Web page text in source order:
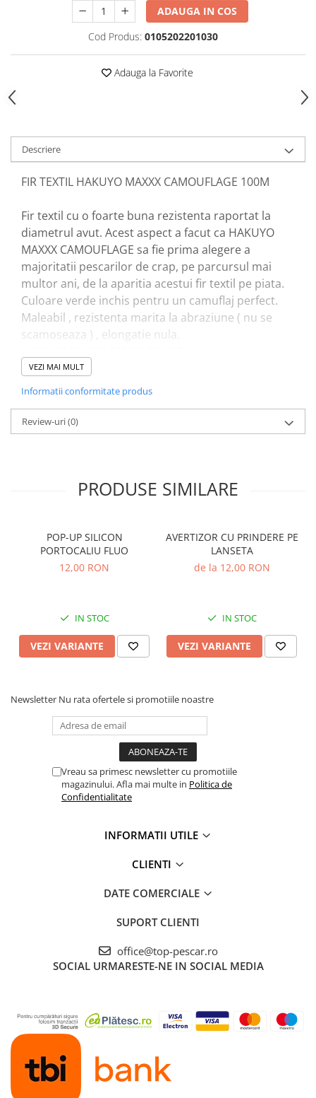
Mulinete feeder
Monturi și componente
Momitoare method feeder
Matriță method feeder
Coșulețe feeder
Accesorii feeder
Nadă și momeală
Momeală cârlig feeder
Pelete
Pop-up
Wafters
Alune tigrate
Semnalizare și suport
Avertizori feeder
Accesorii diverse
Vartej pescuit
Agrafe pescuit
Rig pescuit
Foarfeca pescuit
Pescuit la Spinning
Echipament de bază
Fire spinning
Sisteme de prindere
Cârlige spinning
Jig pescuit
Momeli artificiale
Voblere pescuit
Năluci metalice
Cicade pescuit
Tub antitangle
Undițe de pescuit
Fire stationar
Montaj și accesorii
Plumbi pescuit
Plute pescuit
ADAUGA IN COS
Cod Produs: 0105202201030
Adauga la Favorite
Descriere
FIR TEXTIL HAKUYO MAXXX CAMOUFLAGE 100M
Fir textil cu o foarte buna rezistenta raportat la
diametrul avut. Acest aspect a facut ca HAKUYO
MAXXX CAMOUFLAGE sa fie prima alegere a
majoritatii pescarilor de crap, pe parcursul mai
multor ani, de la aparitia acestui fir textil pe piata.
Culoare verde inchis pentru un camuflaj perfect.
Maleabil , rezistenta marita la abraziune ( nu se
scamoseaza ) , elongatie nula.
pentru confectionarea monturilor , pentru liniile
principale sau pentru inaintas.
Caracteristici:
0,16mm - 19kg
0,25mm - 39kg
0,40mm - 69kg
VEZI MAI MULT
Informatii conformitate produs
Review-uri(0)
PRODUSE SIMILARE
POP-UP SILICON
PORTOCALIU FLUO
12,00 RON
IN STOC
VEZI VARIANTE
AVERTIZOR CU PRINDERE PE
LANSETA
de la 12,00 RON
IN STOC
VEZI VARIANTE
Newsletter Nu rata ofertele si promotiile noastre
Vreau sa primesc newsletter cu promotiile
magazinului. Afla mai multe in Politica de
Confidentialitate
INFORMATII UTILE
CLIENTI
DATE COMERCIALE
SUPORT CLIENTI
office@top-pescar.ro
SOCIAL URMARESTE-NE IN SOCIAL MEDIA